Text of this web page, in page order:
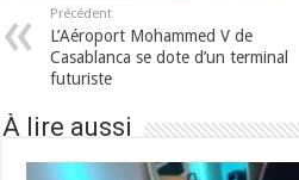
Précédent
L’Aéroport Mohammed V de
Casablanca se dote d’un terminal
futuriste
À lire aussi